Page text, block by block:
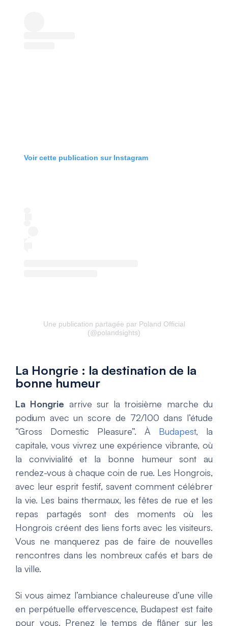
Voir cette publication sur Instagram
Une publication partagée par Poland Official
(@polandsights)
La Hongrie : la destination de la
bonne humeur
La Hongrie arrive sur la troisième marche du
podium avec un score de 72/100 dans l’étude
“Gross Domestic Pleasure”. À Budapest, la
capitale, vous vivrez une expérience vibrante, où
la convivialité et la bonne humeur sont au
rendez-vous à chaque coin de rue. Les Hongrois,
avec leur esprit festif, savent comment célébrer
la vie. Les bains thermaux, les fêtes de rue et les
repas partagés sont des moments où les
Hongrois créent des liens forts avec les visiteurs.
Vous ne manquerez pas de faire de nouvelles
rencontres dans les nombreux cafés et bars de
la ville.
Si vous aimez l’ambiance chaleureuse d’une ville
en perpétuelle effervescence, Budapest est faite
pour vous. Prenez le temps de flâner sur les